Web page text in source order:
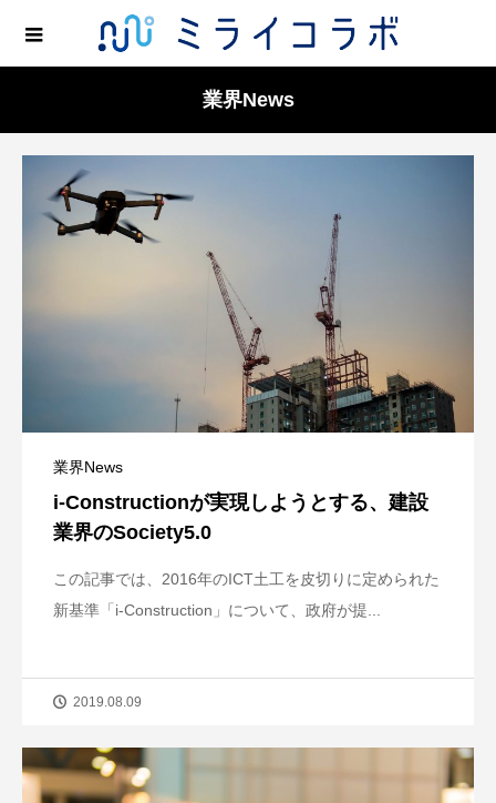
業界News
業界News
i-Constructionが実現しようとする、建設
業界のSociety5.0
この記事では、2016年のICT土工を皮切りに定められた
新基準「i-Construction」について、政府が提...
2019.08.09